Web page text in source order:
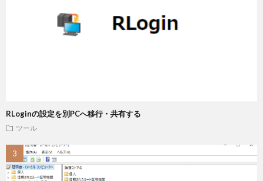
RLoginの設定を別PCへ移行・共有する
ツール